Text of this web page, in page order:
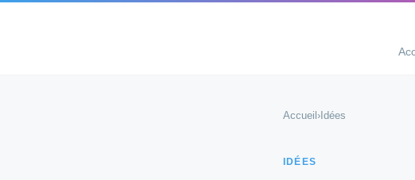
Accueil › Idées
IDÉES